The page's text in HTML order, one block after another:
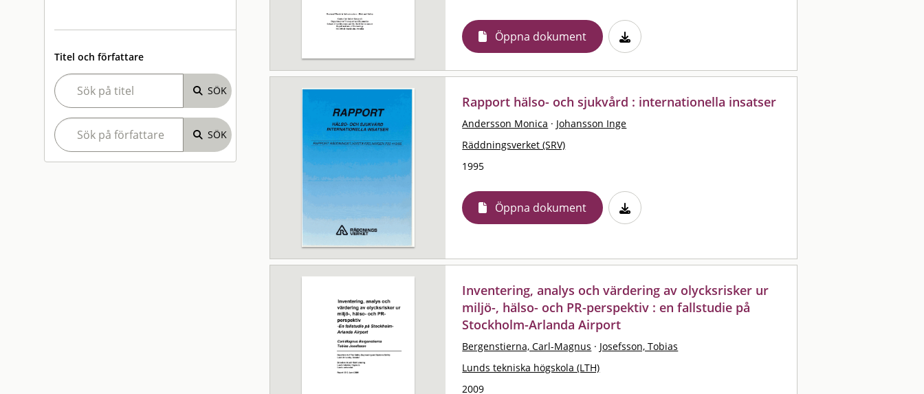
Titel och författare
Öppna dokument
Rapport hälso- och sjukvård : internationella insatser
Andersson Monica · Johansson Inge
Räddningsverket (SRV)
1995
Öppna dokument
Inventering, analys och värdering av olycksrisker ur
miljö-, hälso- och PR-perspektiv : en fallstudie på
Stockholm-Arlanda Airport
Bergenstierna, Carl-Magnus · Josefsson, Tobias
Lunds tekniska högskola (LTH)
2009